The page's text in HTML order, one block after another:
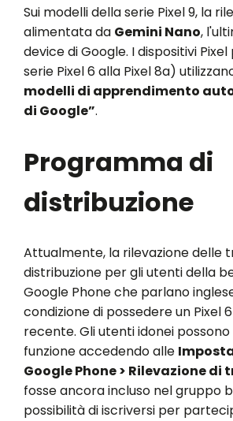
Sui modelli della serie Pixel 9, la
alimentata da Gemini Nano,
device di Google. I dispositivi
serie Pixel 6 alla Pixel 8a)
modelli di apprendimento
di Google”.
Programma di
distribuzione
Attualmente, la rilevazione delle
distribuzione per gli utenti della
Google Phone che parlano
condizione di possedere un Pixel
recente. Gli utenti idonei
funzione accedendo alle
Google Phone > Rilevazione di
fosse ancora incluso nel gruppo
possibilità di iscriversi per